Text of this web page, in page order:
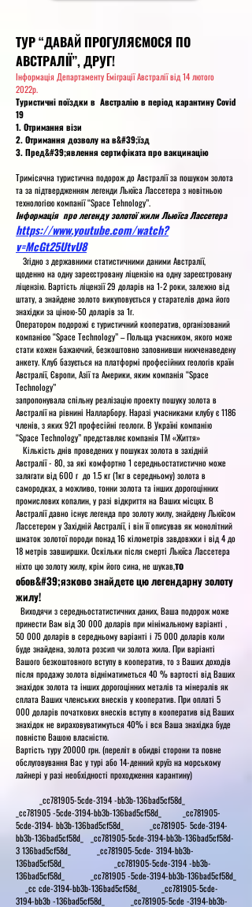
ТУР “ДАВАЙ ПРОГУЛЯЄМОСЯ ПО
АВСТРАЛІЇ”, ДРУГ!
Інформація Департаменту Еміграції Австралії від 14 лютого
2022р.
Туристичні поїздки в Австралію в період карантину Соvid
19
1. Отримання візи
2. Отримання дозволу на в&#39;їзд
3. Пред&#39;явлення сертифіката про вакцинацію
Тримісячна туристична подорож до Австралії за пошуком золота
та за підтвердженням легенди Льюїса Лассетера з новітньою
технологією компанії “Space Tehnology”.
Інформація про легенду золотої жили Льюїса Лассетера
https://www.youtube.com/watch?
v=McGt25UtvU8
Згідно з державними статистичними даними Австралії,
щоденно на одну зареєстровану ліцензію на одну зареєстровану
ліцензію. Вартість ліцензії 29 доларів на 1-2 роки, залежно від
штату, а знайдене золото викуповується у старателів дома його
знахідки за ціною-50 доларів за 1г.
Оператором подорожі є туристичний кооператив, організований
компанією “Space Technology” – Польща учасником, якого може
стати кожен бажаючий, безкоштовно заповнивши нижченаведену
анкету. Клуб базується на платформі професійних геологів країн
Австралії, Європи, Азії та Америки, яким компанія “Space
Technology”
запропонувала спільну реалізацію проекту пошуку золота в
Австралії на рівнині Налларбору. Наразі учасниками клубу є 1186
членів, з яких 921 професійні геологи. В Україні компанію
“Space Technology” представляє компанія ТМ «Життя»
Кількість днів проведених у пошуках золота в західній
Австралії - 80, за які комфортно 1 середньостатистично може
залягати від 600 г до 1.5 кг (1кг в середньому) золота в
самородках, а можливо, тонни золота та інших дорогоцінних
промислових копалин, у разі відкриття на Ваших місцях. В
Австралії давно існує легенда про золоту жилу, знайдену Льюїсом
Лассетером у Західній Австралії, і він її описував як монолітний
шматок золотої породи понад 16 кілометрів завдовжки і від 4 до
18 метрів завширшки. Оскільки після смерті Льюїса Лассетера
ніхто цю золоту жилу, крім його сина, не шукав,то
обов&#39;язково знайдете цю легендарну золоту
жилу!
Виходячи з середньостатистичних даних, Ваша подорож може
принести Вам від 30 000 доларів при мінімальному варіанті ,
50 000 доларів в середньому варіанті і 75 000 доларів коли
буде знайдена, золота розсип чи золота жила. При варіанті
Вашого безкоштовного вступу в кооператив, то з Ваших доходів
після продажу золота відніматиметься 40 % вартості від Ваших
знахідок золота та інших дорогоцінних металів та мінералів як
сплата Ваших членських внесків у кооператив. При оплаті 5
000 доларів початкових внесків вступу в кооператив від Ваших
знахідок не вираховуватимуться 40% і вся Ваша знахідка буде
повністю Вашою власністю.
Вартість туру 20000 грн. (переліт в обидві сторони та повне
обслуговування Вас у турі або 14-денний круїз на морському
лайнері у разі необхідності проходження карантину)
_cc781905-5cde-3194 -bb3b-136bad5cf58d_
_cc781905 -5cde-3194-bb3b-136bad5cf58d_ _cc781905-
5cde-3194- bb3b-136bad5cf58d_ _cc781905- 5cde-3194-
bb3b-136bad5cf58d_ _cc781905-5cde-3194-bb3b-136bad5cf58d-
3 136bad5cf58d_ _cc781905-5cde- 3194-bb3b-
136bad5cf58d_ _cc781905-5cde-3194 -bb3b-
136bad5cf58d_ _cc781905 -5cde-3194-bb3b-136bad5cf58d_
_cc cde-3194-bb3b-136bad5cf58d_ _cc781905-5cde-
3194-bb3b -136bad5cf58d_ _cc781905-5cde -3194-bb3b-